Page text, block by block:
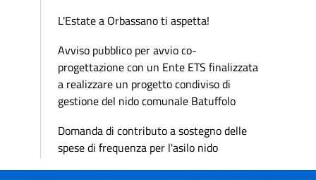
L'Estate a Orbassano ti aspetta!
Avviso pubblico per avvio co-
progettazione con un Ente ETS finalizzata
a realizzare un progetto condiviso di
gestione del nido comunale Batuffolo
Domanda di contributo a sostegno delle
spese di frequenza per l'asilo nido